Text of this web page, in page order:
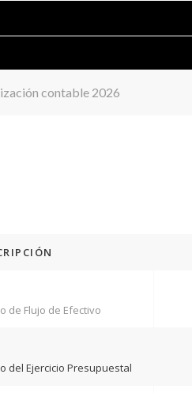
contable 2026
de Flujo de Efectivo
del Ejercicio Presupuestal